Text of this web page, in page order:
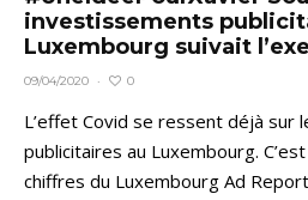
investissements
Luxembourg suivait
09/04/2020 · 0
L’effet Covid se ressent déjà sur
publicitaires au Luxembourg.
chiffres du Luxembourg Ad